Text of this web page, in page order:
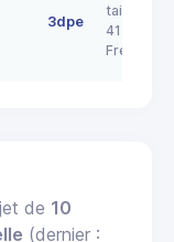
3dpe
taille
41700
Fresnes
de 10
(dernier :